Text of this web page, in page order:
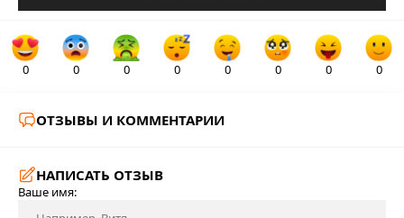
0 0 0 0 0 0 0 0
ОТЗЫВЫ И КОММЕНТАРИИ
НАПИСАТЬ ОТЗЫВ
Ваше имя: